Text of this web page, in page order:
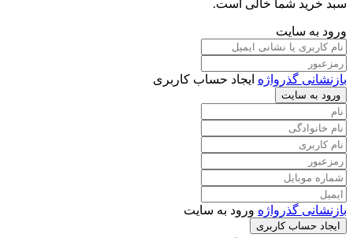
شما خالی است.
سایت
گذرواژه ایجاد حساب کاربری
سایت
گذرواژه ورود به سایت
کاربری